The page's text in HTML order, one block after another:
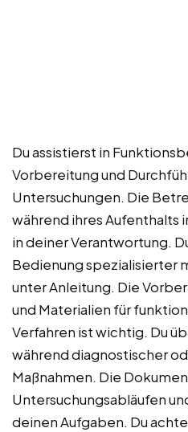
Du assistierst in
Vorbereitung und
Untersuchungen. Die
während ihres Aufenthalts
in deiner Verantwortung.
Bedienung spezialisierter
unter Anleitung. Die
und Materialien für
Verfahren ist wichtig. Du
während diagnostischer
Maßnahmen. Die
Untersuchungsabläufen
deinen Aufgaben. Du